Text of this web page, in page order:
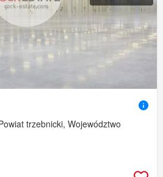
trzebnicki, Województwo